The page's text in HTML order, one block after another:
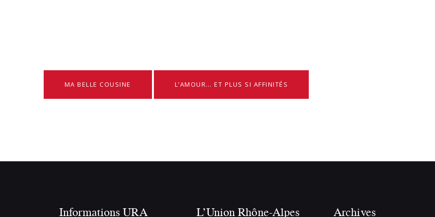
MA BELLE COUSINE L’AMOUR… ET PLUS SI AFFINITÉS
Informations URA L’Union Rhône-Alpes Archives